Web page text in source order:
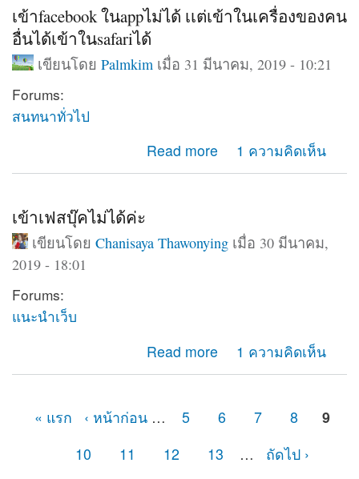
เข้าfacebook ในappไม่ได้ เเต่เข้าในเครื่องของคน
อื่นได้เข้าในsafariได้
เขียนโดย Palmkim เมื่อ 31 มีนาคม, 2019 - 10:21
Forums:
สนทนาทั่วไป
Read more
about เข้าfacebook ในappไม่ได้ เเต่เข้าในเครื่องของคน
อื่นได้เข้าในsafariได้
1 ความคิดเห็น
เข้าเฟสบุ๊คไม่ได้ค่ะ
เขียนโดย Chanisaya Thawonying เมื่อ 30 มีนาคม,
2019 - 18:01
Forums:
แนะนำเว็บ
Read more
about เข้าเฟสบุ๊คไม่ได้ค่ะ 1 ความคิดเห็น
« แรก ‹ หน้าก่อน … 5 6 7 8
9
10
11 12 13 …
ถัดไป ›